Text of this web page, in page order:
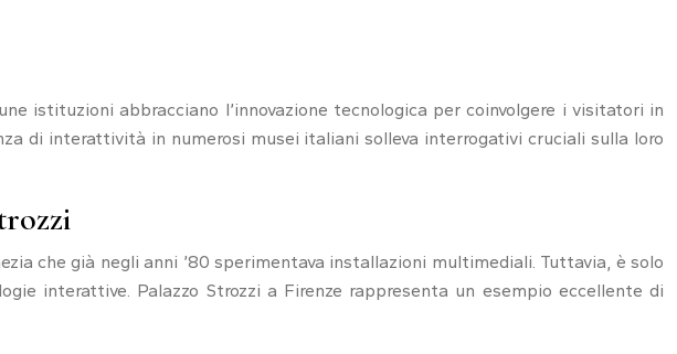
istituzioni abbracciano l’innovazione tecnologica per coinvolgere i visitatori in
di interattività in numerosi musei italiani solleva interrogativi cruciali sulla loro
che già negli anni ’80 sperimentava installazioni multimediali. Tuttavia, è solo
interattive. Palazzo Strozzi a Firenze rappresenta un esempio eccellente di